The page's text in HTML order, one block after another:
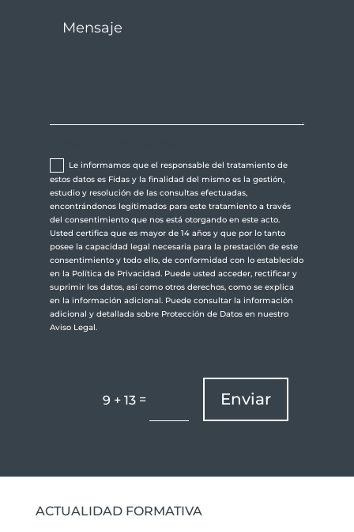
Le informamos que el responsable del tratamiento de
estos datos es Fidas y la finalidad del mismo es la gestión,
estudio y resolución de las consultas efectuadas,
encontrándonos legitimados para este tratamiento a través
del consentimiento que nos está otorgando en este acto.
Usted certifica que es mayor de 14 años y que por lo tanto
posee la capacidad legal necesaria para la prestación de este
consentimiento y todo ello, de conformidad con lo establecido
en la Política de Privacidad. Puede usted acceder, rectificar y
suprimir los datos, así como otros derechos, como se explica
en la información adicional. Puede consultar la información
adicional y detallada sobre Protección de Datos en nuestro
Aviso Legal.
9 + 13 = Enviar
ACTUALIDAD FORMATIVA